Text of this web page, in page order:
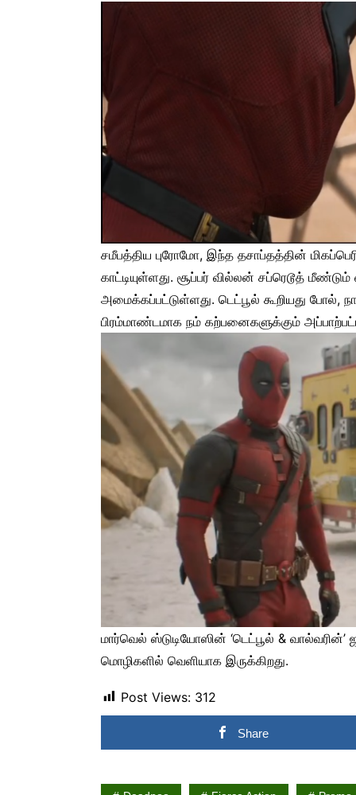
சமீபத்திய புரோமோ, இந்த தசாப்தத்தின்
காட்டியுள்ளது. சூப்பர் வில்லன் சப்ரெடூத்
அமைக்கப்பட்டுள்ளது. டெட்பூல் கூறியது போல்,
பிரம்மாண்டமாக நம் கற்பனைகளுக்கும்
மார்வெல் ஸ்டுடியோஸின் ‘டெட்பூல் &
மொழிகளில் வெளியாக இருக்கிறது.
Post Views: 312
Share